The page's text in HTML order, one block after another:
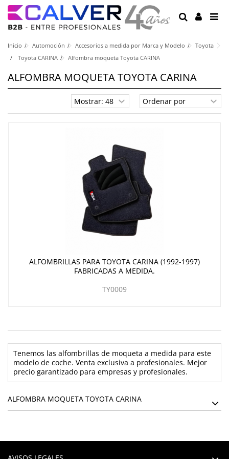
Inicio Automoción Accesorios a medida por Marca y Modelo
Toyota
Toyota CARINA
Alfombra moqueta Toyota CARINA
ALFOMBRA MOQUETA TOYOTA CARINA
ALFOMBRILLAS PARA TOYOTA CARINA (1992-1997)
FABRICADAS A MEDIDA.
TY0009
Tenemos las alfombrillas de moqueta a medida para este
modelo de coche. Venta exclusiva a profesionales. Mejor
precio garantizado para empresas y profesionales.
ALFOMBRA MOQUETA TOYOTA CARINA